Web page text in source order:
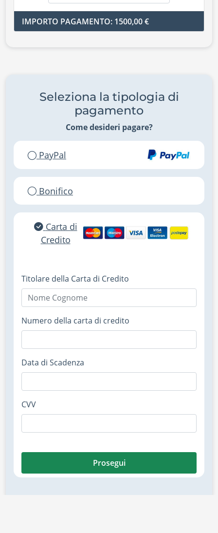
IMPORTO PAGAMENTO: 1500,00 €
Seleziona la tipologia di
pagamento
Come desideri pagare?
PayPal
Bonifico
Carta di
Credito
Titolare della Carta di Credito
Numero della carta di credito
Data di Scadenza
CVV
Prosegui